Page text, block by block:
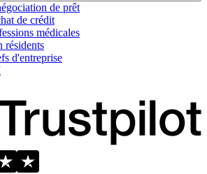
de prêt
de crédit
médicales
résidents
d'entreprise